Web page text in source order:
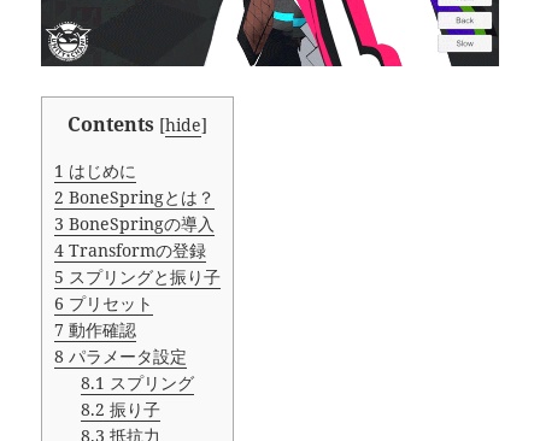
Contents [hide]
1 はじめに
2 BoneSpringとは？
3 BoneSpringの導入
4 Transformの登録
5 スプリングと振り子
6 プリセット
7 動作確認
8 パラメータ設定
8.1 スプリング
8.2 振り子
8.3 抵抗力